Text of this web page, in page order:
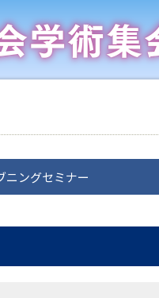
ニングセミナー